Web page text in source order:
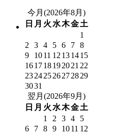
今月(2026年8月)
日 月 火 水木金土
1
2
3 4 5 6 7 8
9
1011 12 131415
161718192021 22
23242526272829
3031
翌月(2026年9月)
日 月 火 水木金土
1
2 3 4
5
6
7 8 9 1011 12